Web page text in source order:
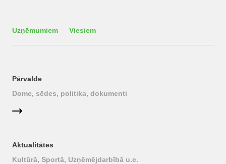
Uzņēmumiem Viesiem
Pārvalde
Dome, sēdes, politika, dokumenti
Aktualitātes
Kultūrā, Sportā, Uzņēmējdarbībā u.c.